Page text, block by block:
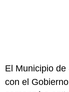
El Municipio
con el